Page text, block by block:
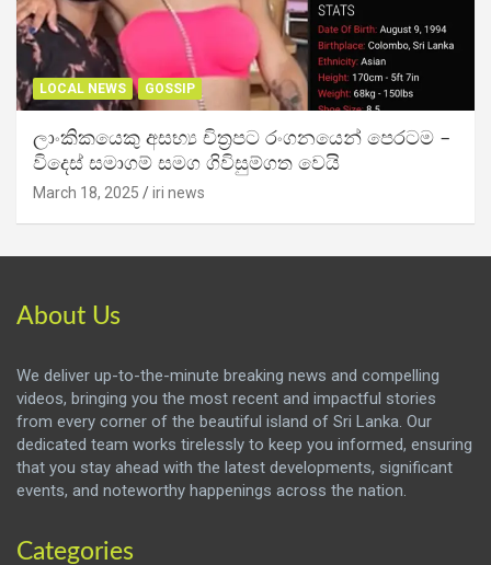
LOCAL NEWS GOSSIP
ලාංකිකයෙකු අසභ්‍ය චිත්‍රපට රංගනයෙන් පෙරටම –
විදෙස් සමාගම් සමග ගිවිසුම්ගත වෙයි
March 18, 2025 iri news
About Us
We deliver up-to-the-minute breaking news and compelling
videos, bringing you the most recent and impactful stories
from every corner of the beautiful island of Sri Lanka. Our
dedicated team works tirelessly to keep you informed, ensuring
that you stay ahead with the latest developments, significant
events, and noteworthy happenings across the nation.
Categories